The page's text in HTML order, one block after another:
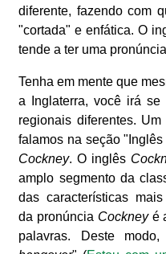
diferente, fazendo com
"cortada" e enfática. O
tende a ter uma
Tenha em mente que
a Inglaterra, você irá se
regionais diferentes.
falamos na seção
Cockney. O inglês
amplo segmento da
das características
da pronúncia Cockneyé
palavras. Deste